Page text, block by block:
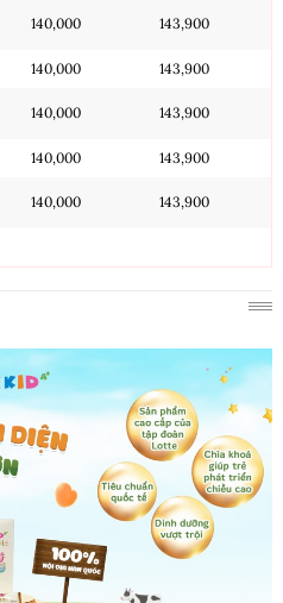
140,000 143,900
140,000 143,900
140,000 143,900
140,000 143,900
140,000 143,900